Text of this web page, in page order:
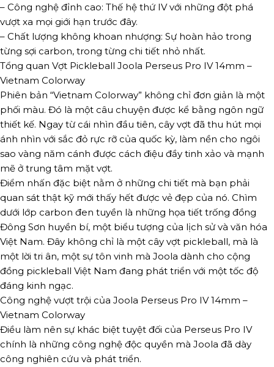
– Công nghệ đỉnh cao: Thế hệ thứ IV với những đột phá
vượt xa mọi giới hạn trước đây.
– Chất lượng không khoan nhượng: Sự hoàn hảo trong
từng sợi carbon, trong từng chi tiết nhỏ nhất.
Tổng quan Vợt Pickleball Joola Perseus Pro IV 14mm –
Vietnam Colorway
Phiên bản “Vietnam Colorway” không chỉ đơn giản là một
phối màu. Đó là một câu chuyện được kể bằng ngôn ngữ
thiết kế. Ngay từ cái nhìn đầu tiên, cây vợt đã thu hút mọi
ánh nhìn với sắc đỏ rực rỡ của quốc kỳ, làm nền cho ngôi
sao vàng năm cánh được cách điệu đầy tinh xảo và mạnh
mẽ ở trung tâm mặt vợt.
Điểm nhấn đặc biệt nằm ở những chi tiết mà bạn phải
quan sát thật kỹ mới thấy hết được vẻ đẹp của nó. Chìm
dưới lớp carbon đen tuyền là những họa tiết trống đồng
Đông Sơn huyền bí, một biểu tượng của lịch sử và văn hóa
Việt Nam. Đây không chỉ là một cây vợt pickleball, mà là
một lời tri ân, một sự tôn vinh mà Joola dành cho cộng
đồng pickleball Việt Nam đang phát triển với một tốc độ
đáng kinh ngạc.
Công nghệ vượt trội của Joola Perseus Pro IV 14mm –
Vietnam Colorway
Điều làm nên sự khác biệt tuyệt đối của Perseus Pro IV
chính là những công nghệ độc quyền mà Joola đã dày
công nghiên cứu và phát triển.